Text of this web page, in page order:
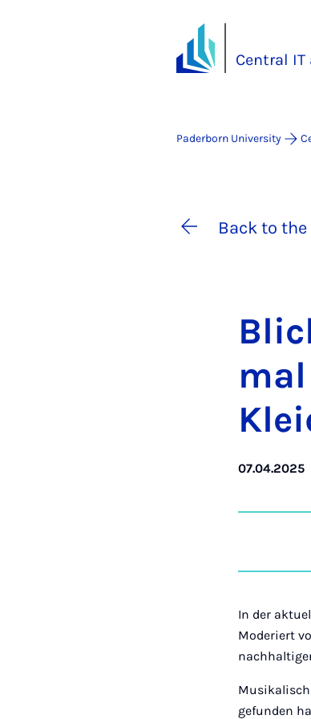
Central
Paderborn University
Back to
07.04.2025
In der
Moderiert
gefunden